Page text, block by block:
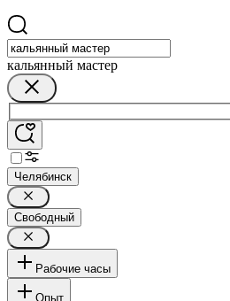
кальянный мастер
Челябинск
Свободный
Рабочие часы
Опыт